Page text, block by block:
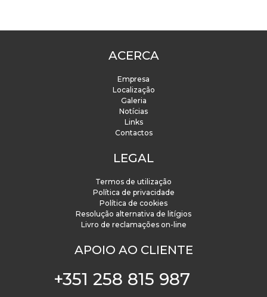
ACERCA
Empresa
Localização
Galeria
Notícias
Links
Contactos
LEGAL
Termos de utilização
Política de privacidade
Política de cookies
Resolução alternativa de litígios
Livro de reclamações on-line
APOIO AO CLIENTE
+351 258 815 987